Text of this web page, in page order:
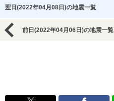
翌日(2022年04月08日)の地震一覧
前日(2022年04月06日)の地震一覧